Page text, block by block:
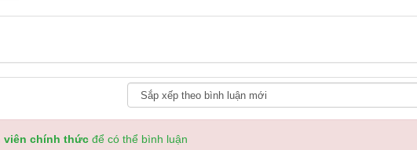
viên chính thức để có thể bình luận